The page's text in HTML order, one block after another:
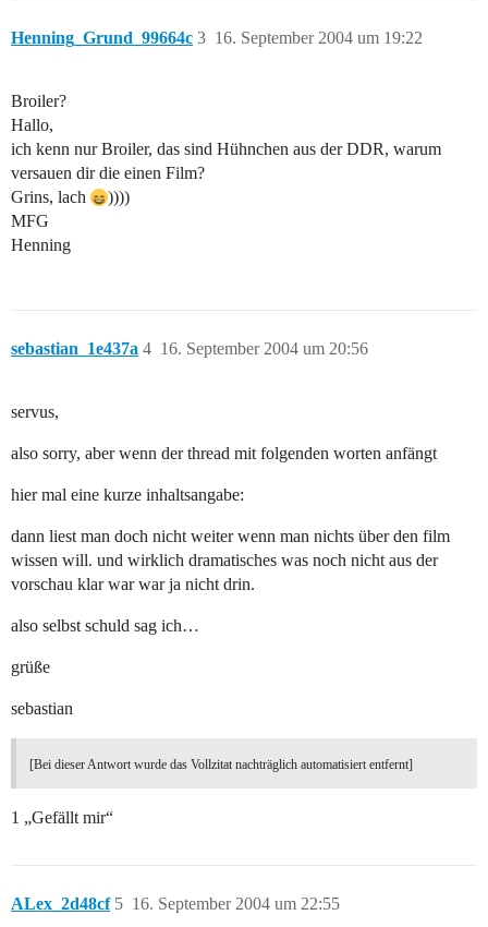
Henning_Grund_99664c 16. September 2004 um 19:22
3
Broiler?
Hallo,
ich kenn nur Broiler, das sind Hühnchen aus der DDR, warum
versauen dir die einen Film?
Grins, lach
))))
MFG
Henning
sebastian_1e437a 16. September 2004 um 20:56
4
servus,
also sorry, aber wenn der thread mit folgenden worten anfängt
hier mal eine kurze inhaltsangabe:
dann liest man doch nicht weiter wenn man nichts über den film
wissen will. und wirklich dramatisches was noch nicht aus der
vorschau klar war war ja nicht drin.
also selbst schuld sag ich…
grüße
sebastian
[Bei dieser Antwort wurde das Vollzitat nachträglich automatisiert entfernt]
1 „Gefällt mir“
ALex_2d48cf 16. September 2004 um 22:55
5